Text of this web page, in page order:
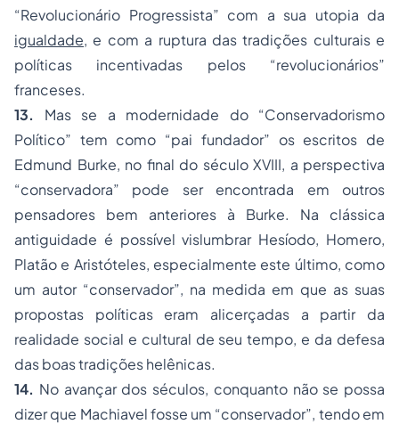
“Revolucionário Progressista” com a sua utopia da
igualdade, e com a ruptura das tradições culturais e
políticas incentivadas pelos “revolucionários”
franceses.
13. Mas se a modernidade do “Conservadorismo
Político” tem como “pai fundador” os escritos de
Edmund Burke, no final do século XVIII, a perspectiva
“conservadora” pode ser encontrada em outros
pensadores bem anteriores à Burke. Na clássica
antiguidade é possível vislumbrar Hesíodo, Homero,
Platão e Aristóteles, especialmente este último, como
um autor “conservador”, na medida em que as suas
propostas políticas eram alicerçadas a partir da
realidade social e cultural de seu tempo, e da defesa
das boas tradições helênicas.
14. No avançar dos séculos, conquanto não se possa
dizer que Machiavel fosse um “conservador”, tendo em